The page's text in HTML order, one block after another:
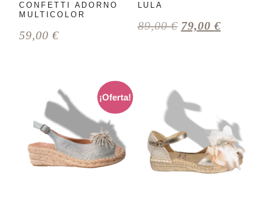
CONFETTI ADORNO
MULTICOLOR
59,00€
LULA
89,00€ 79,00 €
¡Oferta!